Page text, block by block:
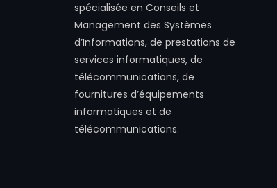
spécialisée en Conseils et
Management des Systèmes
d’Informations, de prestations de
services informatiques, de
télécommunications, de
fournitures d’équipements
informatiques et de
télécommunications.